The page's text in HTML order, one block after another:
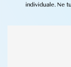
individuale. Ne